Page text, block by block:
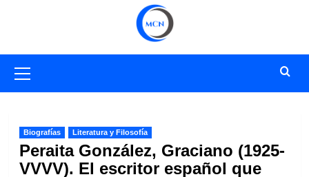
primario
Biografías Literatura y Filosofía
Peraita González, Graciano (1925-
VVVV). El escritor español que